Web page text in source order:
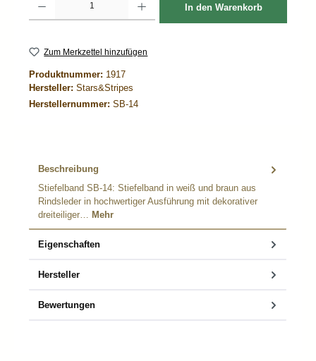
In den Warenkorb
Zum Merkzettel hinzufügen
Produktnummer: 1917
Hersteller: Stars&Stripes
Herstellernummer: SB-14
Beschreibung
Stiefelband SB-14: Stiefelband in weiß und braun aus
Rindsleder in hochwertiger Ausführung mit dekorativer
dreiteiliger…
Mehr
Eigenschaften
Hersteller
Bewertungen